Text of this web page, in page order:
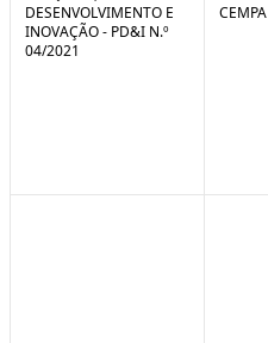
DESENVOLVIMENTO E
INOVAÇÃO - PD&I N.º
04/2021
CEMPA